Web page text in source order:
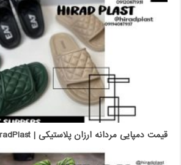
قیمت دمپایی مردانه ارزان پلاستیکی | HiradPlast